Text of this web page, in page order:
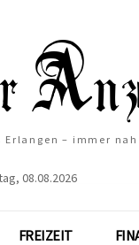
– immer
08.08.2026
FREIZEIT